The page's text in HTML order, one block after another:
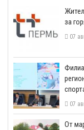
за
07
07
От